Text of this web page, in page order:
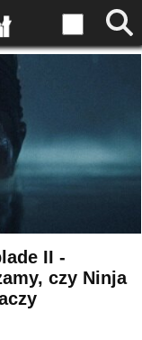
II -
czy Ninja